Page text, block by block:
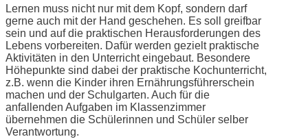
Lernen muss nicht nur mit dem Kopf, sondern darf
gerne auch mit der Hand geschehen. Es soll greifbar
sein und auf die praktischen Herausforderungen des
Lebens vorbereiten. Dafür werden gezielt praktische
Aktivitäten in den Unterricht eingebaut. Besondere
Höhepunkte sind dabei der praktische Kochunterricht,
z.B. wenn die Kinder ihren Ernährungsführerschein
machen und der Schulgarten. Auch für die
anfallenden Aufgaben im Klassenzimmer
übernehmen die Schülerinnen und Schüler selber
Verantwortung.